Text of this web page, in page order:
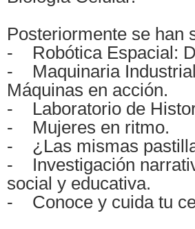
Posteriormente se han
- Robótica Espacial:
- Maquinaria
Máquinas en acción.
- Laboratorio de
- Mujeres en ritmo.
- ¿Las mismas
- Investigación
social y educativa.
- Conoce y cuida tu